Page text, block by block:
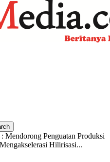
Mendorong Penguatan Produksi
Hilirisasi...